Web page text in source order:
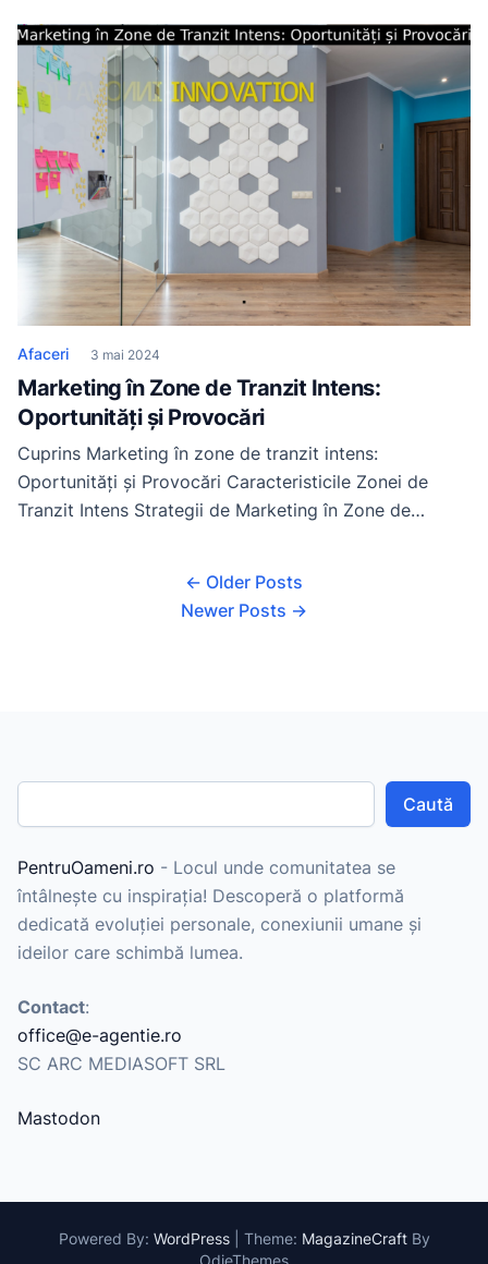
pentru Viitor Introducere în Publicitatea Interconectată
Publicitatea interconectată este o abordare modernă a
publicității care se concentrează pe utilizarea
tehnologiilor digitale pentru a conecta consumatorii cu
brandurile și produsele lor. Această abordare permite
brandurilor […]
Afaceri 3 mai 2024
Marketing în Zone de Tranzit Intens:
Oportunități și Provocări
Cuprins Marketing în zone de tranzit intens:
Oportunități și Provocări Caracteristicile Zonei de
Tranzit Intens Strategii de Marketing în Zone de
pentru Marketing în Zone de Tranzit Intens Marketing
în zone de tranzit intens: Oportunități și Provocări
← Older Posts
Newer Posts →
Caută
PentruOameni.ro - Locul unde comunitatea se
întâlnește cu inspirația! Descoperă o platformă
dedicată evoluției personale, conexiunii umane și
ideilor care schimbă lumea.
Contact:
office@e-agentie.ro
SC ARC MEDIASOFT SRL
Mastodon
Powered By: WordPress Theme: MagazineCraftBy